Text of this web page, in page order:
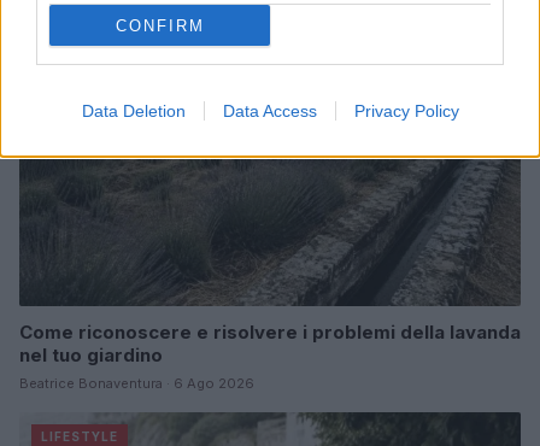
CONFIRM
Data Deletion Data Access Privacy Policy
Come riconoscere e risolvere i problemi della lavanda
nel tuo giardino
Beatrice Bonaventura · 6 Ago 2026
LIFESTYLE